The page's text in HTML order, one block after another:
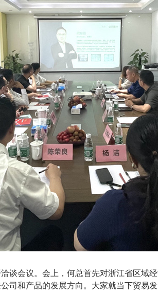
会议。会上，何总首先对浙江省区域
司和产品的发展方向。大家就当下贸易